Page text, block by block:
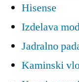
Hisense
Izdelava
Jadralno
Kaminski